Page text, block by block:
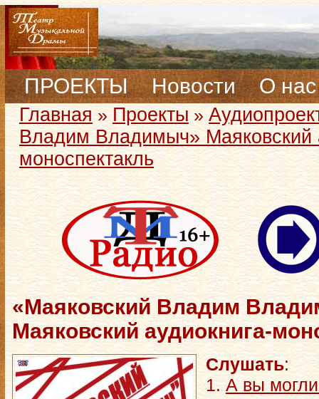
ПРОЕКТЫ Новости О нас
Главная» Проекты »
Владим Владимыч» Маяковский
моноспектакль
«Маяковский Владим
Маяковский аудиокнига-
Слушать:
1. А вы